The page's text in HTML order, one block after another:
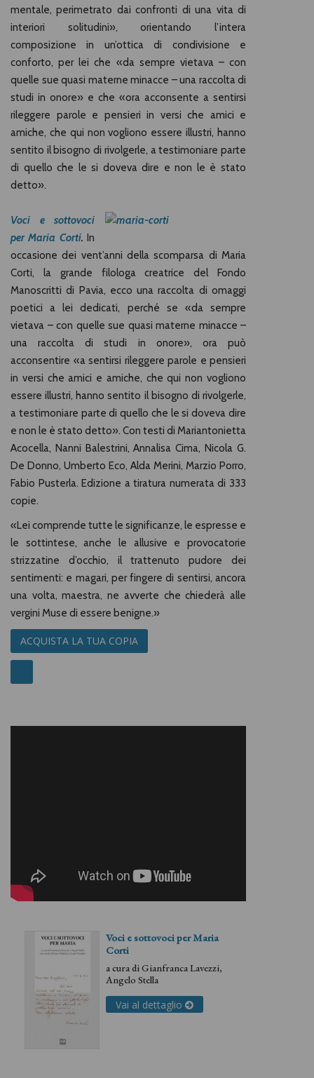
mentale, perimetrato dai confronti di una vita di
interiori solitudini», orientando l’intera
composizione in un’ottica di condivisione e
conforto, per lei che «da sempre vietava – con
quelle sue quasi materne minacce – una raccolta di
studi in onore» e che «ora acconsente a sentirsi
rileggere parole e pensieri in versi che amici e
amiche, che qui non vogliono essere illustri, hanno
sentito il bisogno di rivolgerle, a testimoniare parte
di quello che le si doveva dire e non le è stato
detto».
Voci e sottovoci
per Maria Corti. In
occasione dei vent’anni della scomparsa di Maria
Corti, la grande filologa creatrice del Fondo
Manoscritti di Pavia, ecco una raccolta di omaggi
poetici a lei dedicati, perché se «da sempre
vietava – con quelle sue quasi materne minacce –
una raccolta di studi in onore», ora può
acconsentire «a sentirsi rileggere parole e pensieri
in versi che amici e amiche, che qui non vogliono
essere illustri, hanno sentito il bisogno di rivolgerle,
a testimoniare parte di quello che le si doveva dire
e non le è stato detto». Con testi di Mariantonietta
Acocella, Nanni Balestrini, Annalisa Cima, Nicola G.
De Donno, Umberto Eco, Alda Merini, Marzio Porro,
Fabio Pusterla. Edizione a tiratura numerata di 333
copie.
«Lei comprende tutte le significanze, le espresse e
le sottintese, anche le allusive e provocatorie
strizzatine d’occhio, il trattenuto pudore dei
sentimenti: e magari, per fingere di sentirsi, ancora
una volta, maestra, ne avverte che chiederà alle
vergini Muse di essere benigne.»
ACQUISTA LA TUA COPIA
Voci e sottovoci per Maria
Corti
a cura diGianfranca Lavezzi,
Angelo Stella
Vai al dettaglio